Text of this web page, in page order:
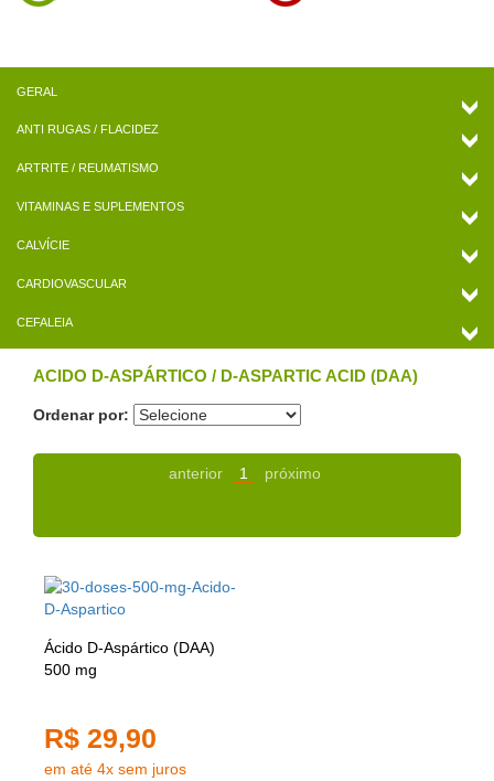
ANTI RUGAS / FLACIDEZ
ARTRITE / REUMATISMO
VITAMINAS E SUPLEMENTOS
CALVÍCIE
CARDIOVASCULAR
CEFALEIA
ACIDO D-ASPÁRTICO / D-ASPARTIC ACID (DAA)
Ordenar por:
anterior 1 próximo
Ácido D-Aspártico (DAA)
500 mg
R$ 29,90
em até 4x sem juros